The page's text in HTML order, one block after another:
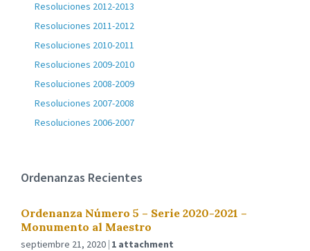
Resoluciones 2012-2013
Resoluciones 2011-2012
Resoluciones 2010-2011
Resoluciones 2009-2010
Resoluciones 2008-2009
Resoluciones 2007-2008
Resoluciones 2006-2007
Ordenanzas Recientes
Ordenanza Número 5 – Serie 2020-2021 –
Monumento al Maestro
septiembre 21, 2020 1 attachment